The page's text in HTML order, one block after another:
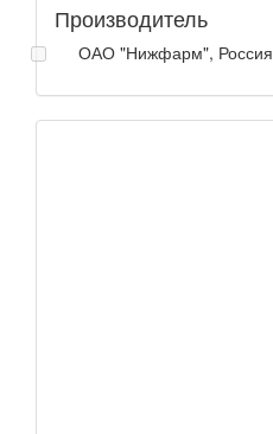
Производитель
ОАО "Нижфарм", Россия